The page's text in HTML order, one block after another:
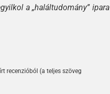
a „haláltudomány” ipara
recenzióból (a teljes szöveg